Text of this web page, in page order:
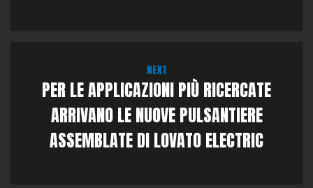
NEXT
PER LE APPLICAZIONI PIÙ RICERCATE
ARRIVANO LE NUOVE PULSANTIERE
ASSEMBLATE DI LOVATO ELECTRIC